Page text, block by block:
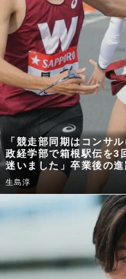
「競走部同期はコンサ
政経学部で箱根駅伝を3
迷いました」卒業後の進
生島淳